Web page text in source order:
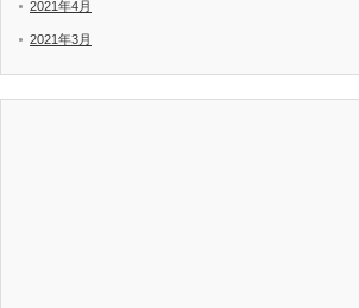
2021年4月
2021年3月